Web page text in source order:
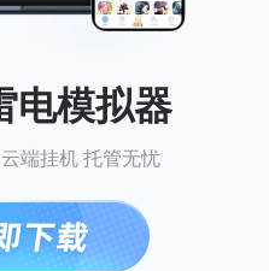
电模拟器
端挂机 托管无忧